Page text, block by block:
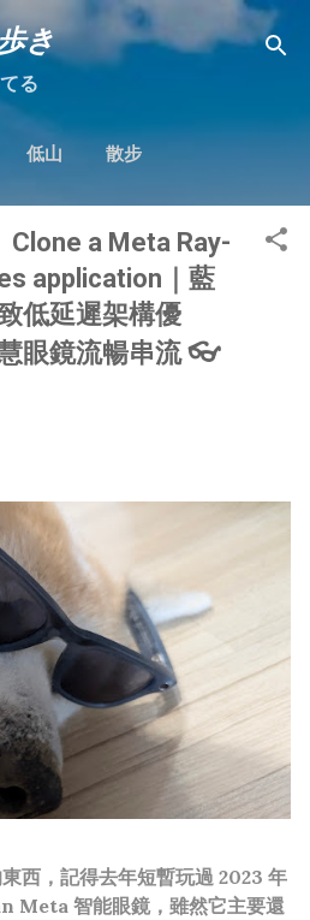
主要內容
き
る
低山 散步
a Meta Ray-
application｜藍
低延遲架構優
眼鏡流暢串流 👓
西，記得去年短暫玩過 2023 年
Meta 智能眼鏡，雖然它主要還